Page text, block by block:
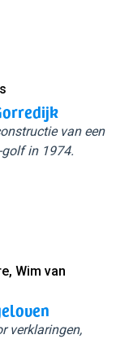
van een
in 1974.
Wim van
verklaringen,